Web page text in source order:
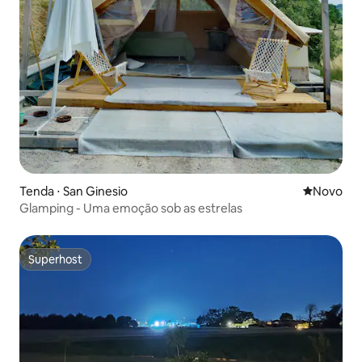
Tenda ⋅ San Ginesio Novo
Novo
Glamping - Uma emoção sob as estrelas
Superhost
Superhost